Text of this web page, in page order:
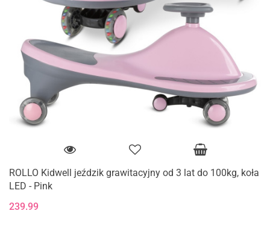
ROLLO Kidwell jeździk grawitacyjny od 3 lat do 100kg, koła
LED - Pink
239.99